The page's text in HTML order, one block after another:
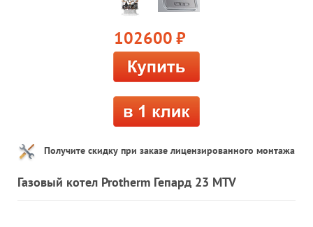
102600 руб.
Получите скидку при заказе лицензированного монтажа
Газовый котел Protherm Гепард 23 MTV